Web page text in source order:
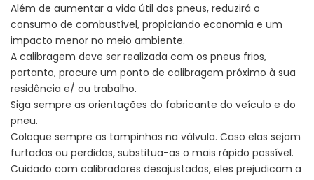
Além de aumentar a vida útil dos pneus, reduzirá o
consumo de combustível, propiciando economia e um
impacto menor no meio ambiente.
A calibragem deve ser realizada com os pneus frios,
portanto, procure um ponto de calibragem próximo à sua
residência e/ ou trabalho.
Siga sempre as orientações do fabricante do veículo e do
pneu.
Coloque sempre as tampinhas na válvula. Caso elas sejam
furtadas ou perdidas, substitua-as o mais rápido possível.
Cuidado com calibradores desajustados, eles prejudicam a